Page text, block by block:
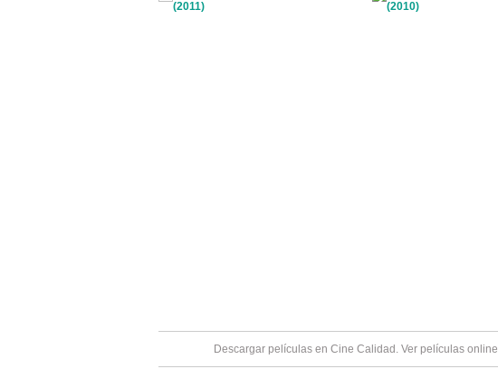
Descargar películas en Cine Calidad. Ver películas online